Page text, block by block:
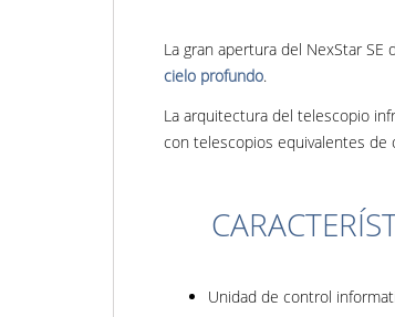
La gran apertura del NexStar
cielo profundo.
La arquitectura del telescopio
con telescopios equivalentes de
Unidad de control